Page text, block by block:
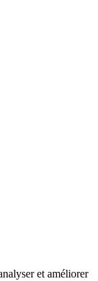
et améliorer